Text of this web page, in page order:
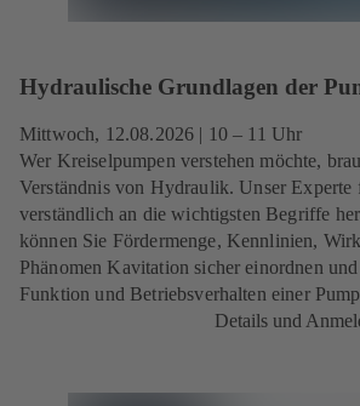
Hydraulische Grundlagen der
Mittwoch, 12.08.2026 | 10 – 11 Uhr
Wer Kreiselpumpen verstehen möchte,
Verständnis von Hydraulik. Unser Experte
verständlich an die wichtigsten Begriffe
können Sie Fördermenge, Kennlinien,
Phänomen Kavitation sicher einordnen
Funktion und Betriebsverhalten einer
Details und